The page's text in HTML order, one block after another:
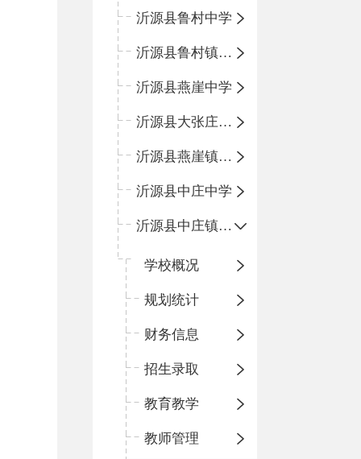
沂源县鲁村中学
沂源县鲁村镇中心小学
沂源县燕崖中学
沂源县大张庄中心学校
沂源县燕崖镇中心小学
沂源县中庄中学
沂源县中庄镇中心小学
学校概况
规划统计
财务信息
招生录取
教育教学
教师管理